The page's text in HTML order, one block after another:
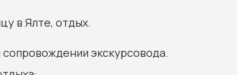
в Ялте, отдых.
сопровождении экскурсовода.